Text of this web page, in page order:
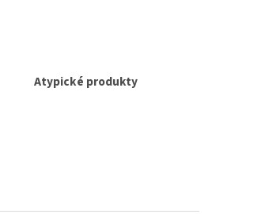
Atypické produkty